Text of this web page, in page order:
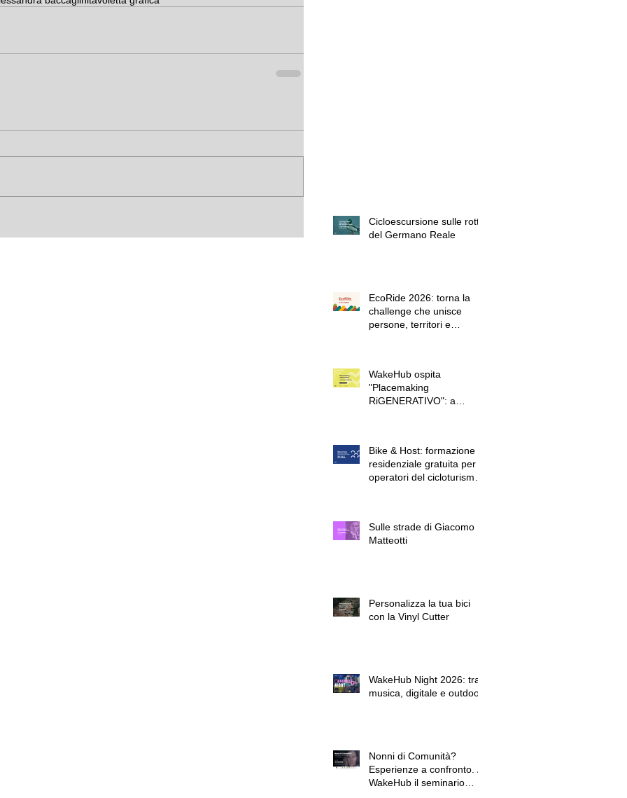
Cicloescursione sulle rotte
del Germano Reale
EcoRide 2026: torna la
challenge che unisce
persone, territori e
WakeHub ospita
"Placemaking
RiGENERATIVO": a
sociale
Bike & Host: formazione
residenziale gratuita per
operatori del cicloturismo
Sulle strade di Giacomo
Matteotti
Personalizza la tua bici
con la Vinyl Cutter
WakeHub Night 2026: tra
musica, digitale e outdoor
Nonni di Comunità?
Esperienze a confronto. A
WakeHub il seminario